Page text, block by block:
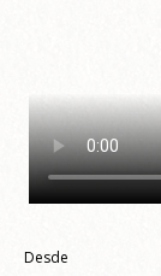
Desde